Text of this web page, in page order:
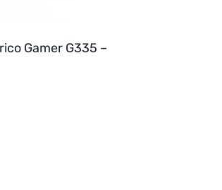
Gamer G335 –